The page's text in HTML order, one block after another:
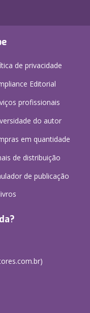
de privacidade
Editorial
profissionais
do autor
em quantidade
de distribuição
de publicação